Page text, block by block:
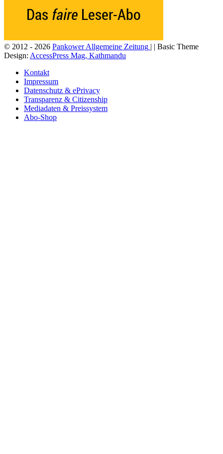
© 2012 - 2026 Pankower Allgemeine Zeitung | | Basic Theme
Design: AccessPress Mag, Kathmandu
Kontakt
Impressum
Datenschutz & ePrivacy
Transparenz & Citizenship
Mediadaten & Preissystem
Abo-Shop